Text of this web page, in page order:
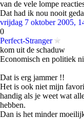
van de vele lompe
Dat had ik nou nooit
vrijdag 7 oktober 2005,
0
Perfect-Stranger
kom uit de schaduw
Economisch en politiek
Dat is erg jammer !!
Het is ook niet mijn
handig als je weet wat
hebben.
Dan is het minder